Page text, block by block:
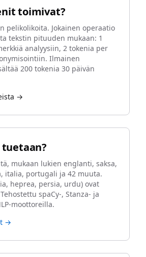
toimivat?
pelikolikoita. Jokainen operaatio
tekstin pituuden mukaan: 1
analyysiin, 2 tokenia per
Ilmainen
200 tokenia 30 päivän
→
mukaan lukien englanti, saksa,
italia, portugali ja 42 muuta.
heprea, persia, urdu) ovat
spaCy-, Stanza- ja
moottoreilla.
→